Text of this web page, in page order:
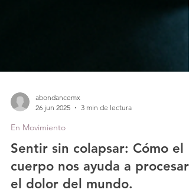
26 jun 2025
En Movimiento
Sentir sin colapsar: Cómo el
cuerpo nos ayuda a procesar